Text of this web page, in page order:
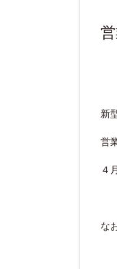
新
営
４
な